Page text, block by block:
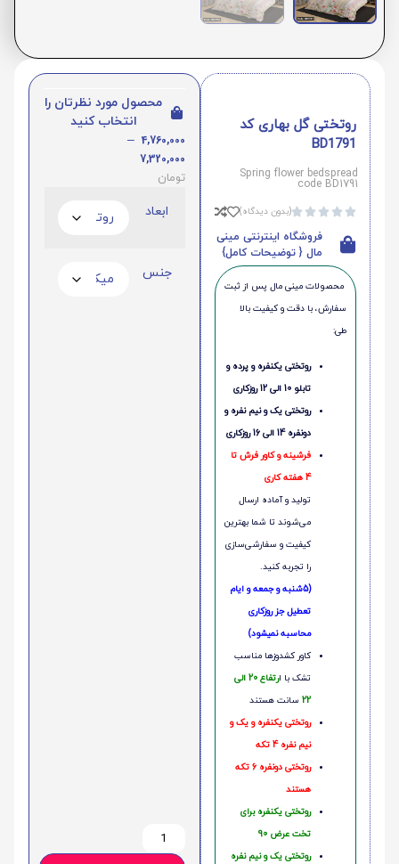
روتختی گل بهاری کد
BD1791
Spring flower bedspread
code BD1791




(بدون دیدگاه)
فروشگاه اینترنتی مینی
مال { توضیحات کامل}
محصولات مینی‌ مال پس از ثبت
سفارش، با دقت و کیفیت بالا
طی:
روتختی یکنفره و پرده و
تابلو 10 الی 12 روزکاری
روتختی یک و نیم نفره و
دونفره 14 الی 16 روزکاری
فرشینه و کاور فرش تا
4 هفته کاری
تولید و آماده ارسال
می‌شوند تا شما بهترین
کیفیت و سفارشی‌سازی
را تجربه کنید.
(5شنبه و جمعه و ایام
تعطیل جز روزکاری
محاسبه نمیشود)
کاور کشدوزها مناسب
تشک با ا
رتفاع 20 الی
22 سانت هستند
روتختی یکنفره و یک و
نیم نفره 4 تکه
روتختی دونفره 6 تکه
هستند
روتختی یکنفره برای
تخت عرض 90
روتختی یک و نیم نفره
محصول مورد نظرتان را
انتخاب کنید
4,760,000
–
7,320,000
تومان
ابعاد
جنس